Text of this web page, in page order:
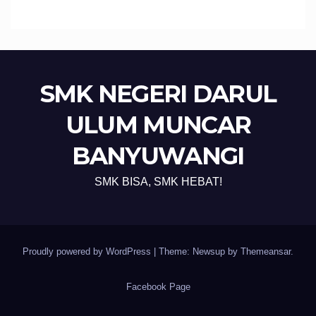
SMK NEGERI DARUL
ULUM MUNCAR
BANYUWANGI
SMK BISA, SMK HEBAT!
Proudly powered by WordPress Theme: Newsup by Themeansar.
Facebook Page